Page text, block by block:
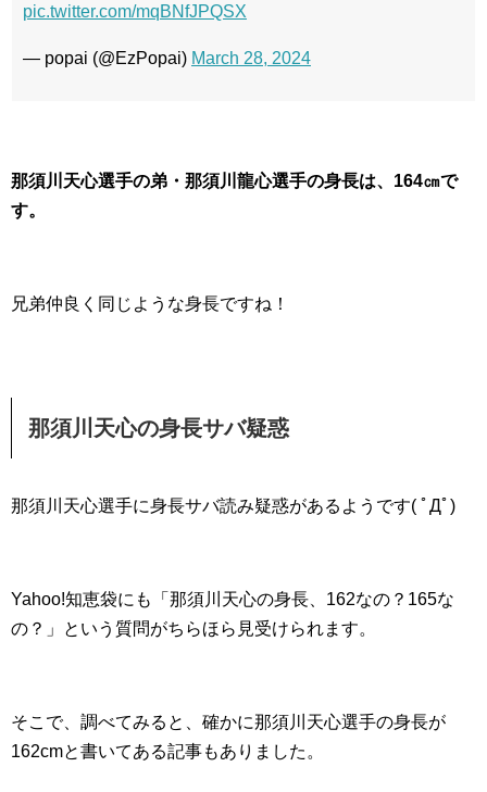
pic.twitter.com/mqBNfJPQSX
— popai (@EzPopai) March 28, 2024
那須川天心選手の弟・那須川龍心選手の身長は、164㎝で
す。
兄弟仲良く同じような身長ですね！
那須川天心の身長サバ疑惑
那須川天心選手に身長サバ読み疑惑があるようです( ﾟДﾟ)
Yahoo!知恵袋にも「那須川天心の身長、162なの？165な
の？」という質問がちらほら見受けられます。
そこで、調べてみると、確かに那須川天心選手の身長が
162cmと書いてある記事もありました。